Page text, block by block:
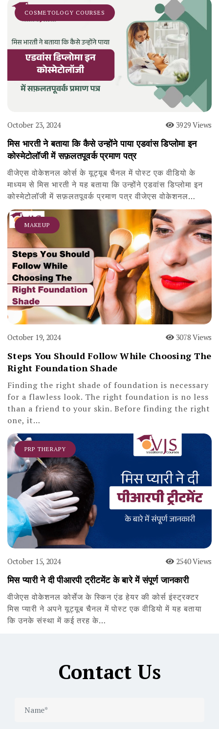
COSMETOLOGY COURSES
October 23, 2024 3929 Views
मिस भारती ने बताया कि कैसे उन्होंने पाया एडवांस डिप्लोमा इन
कोस्मेटोलॉजी में सफ़लतपूवर्क प्रमाण पत्र
वीजेएस वोकेशनल कोर्स के यूट्यूब चैनल में पोस्ट एक वीडियो के
माध्यम से मिस भारती ने यह बताया कि उन्होंने एडवांस डिप्लोमा इन
कोस्मेटोलॉजी में सफ़लतपूवर्क प्रमाण पत्र वीजेएस वोकेशनल…
MAKEUP
October 19, 2024 3078 Views
Steps You Should Follow While Choosing The
Right Foundation Shade
Finding the right shade of foundation is necessary
for a flawless look. The right foundation is no less
than a friend to your skin. Before finding the right
one, it…
PRP THERAPY
October 15, 2024 2540 Views
मिस प्यारी ने दी पीआरपी ट्रीटमेंट के बारे में संपूर्ण जानकारी
वीजेएस वोकेशनल कोर्सेज के स्किन एंड हेयर की कोर्स इंस्ट्रक्टर
मिस प्यारी ने अपने यूट्यूब चैनल में पोस्ट एक वीडियो में यह बताया
कि उनके संस्था में कई तरह के…
Contact Us